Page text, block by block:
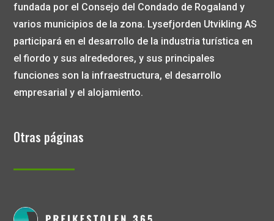
fundada por el Consejo del Condado de Rogaland y
varios municipios de la zona. Lysefjorden Utvikling AS
participará en el desarrollo de la industria turística en
el fiordo y sus alrededores, y sus principales
funciones son la infraestructura, el desarrollo
empresarial y el alojamiento.
Otras páginas